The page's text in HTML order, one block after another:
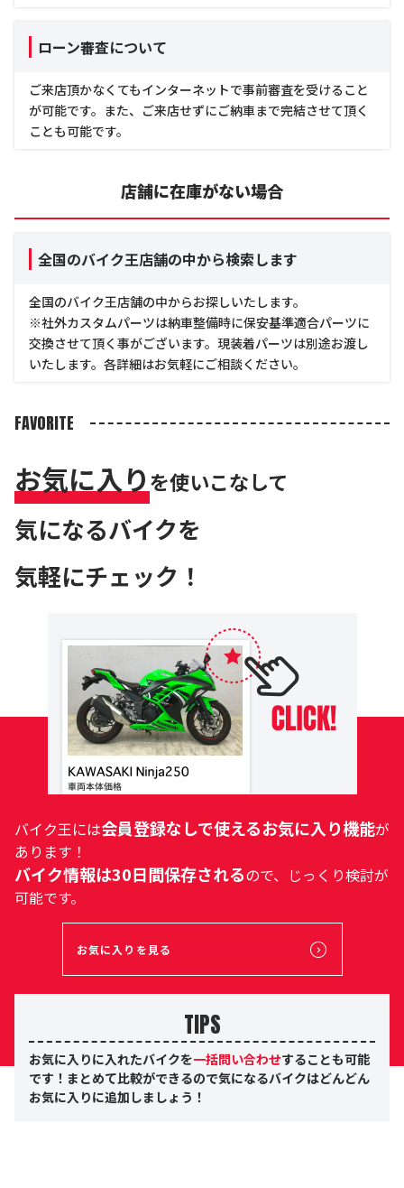
ローン審査について
ご来店頂かなくてもインターネットで事前審査を受けること
が可能です。また、ご来店せずにご納車まで完結させて頂く
ことも可能です。
店舗に在庫がない場合
全国のバイク王店舗の中から検索します
全国のバイク王店舗の中からお探しいたします。
※社外カスタムパーツは納車整備時に保安基準適合パーツに
交換させて頂く事がございます。現装着パーツは別途お渡し
いたします。各詳細はお気軽にご相談ください。
FAVORITE
お気に入りを使いこなして
気になるバイクを
気軽にチェック！
バイク王には会員登録なしで使えるお気に入り機能が
あります！
バイク情報は30日間保存されるので、じっくり検討が
可能です。
お気に入りを見る
TIPS
お気に入りに入れたバイクを一括問い合わせすることも可能
です！まとめて比較ができるので気になるバイクはどんどん
お気に入りに追加しましょう！